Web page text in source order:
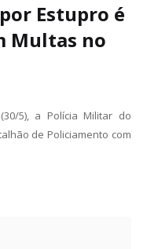
Estupro é
Multas no
5), a Polícia Militar do
de Policiamento com